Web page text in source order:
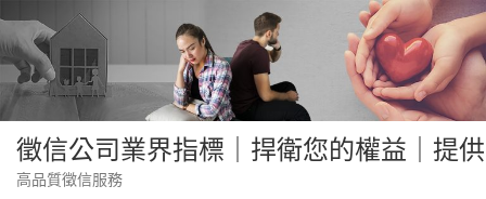
to
content
徵信公司業界指標｜捍衛您的權益｜提
高品質徵信服務